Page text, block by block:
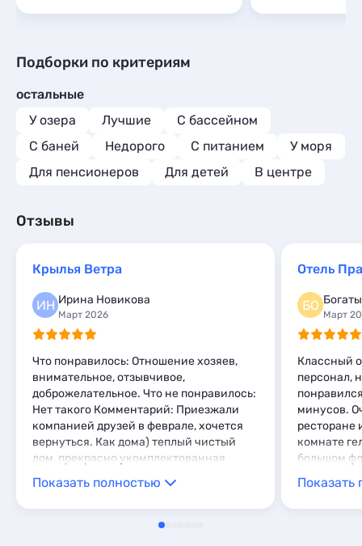
Подборки по критериям
остальные
У озера
Лучшие
С бассейном
С баней
Недорого С питанием
У моря
Для пенсионеров
Для детей В центре
Отзывы
Крылья Ветра
ИН Ирина Новикова
Март 2026
Что понравилось: Отношение хозяев,
внимательное, отзывчивое,
доброжелательное. Что не понравилось:
Нет такого Комментарий: Приезжали
компанией друзей в феврале, хочется
вернуться. Как дома) теплый чистый
дом, прекрасно укомплектованная
кухня с пространством, где свободно
все гости располагаются, играли
вечерами в игры) все в пешей
доступности, на склон ездили на такси,
Показать полностью
Отель
БО
Март
Классный
персонал,
минусов.
ресторане
комнате
большом
Чистое
Показать